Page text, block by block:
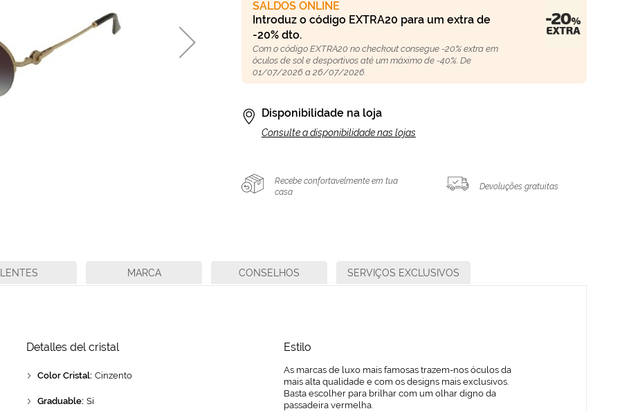
SALDOS ONLINE
Introduz o código EXTRA20 para um extra de
-20% dto.
Com o código EXTRA20 no checkout consegue -20% extra em
óculos de sol e desportivos até um máximo de -40%. De
01/07/2026 a 26/07/2026.
Disponibilidade na loja
Consulte a disponibilidade nas lojas
Recebe confortavelmente em tua
casa
Devoluções gratuitas
Detalles del cristal
Color Cristal: Cinzento
Graduable: Si
Estilo
As marcas de luxo mais famosas trazem-nos óculos da
mais alta qualidade e com os designs mais exclusivos.
Basta escolher para brilhar com um olhar digno da
passadeira vermelha.
LENTES MARCA CONSELHOS SERVIÇOS EXCLUSIVOS